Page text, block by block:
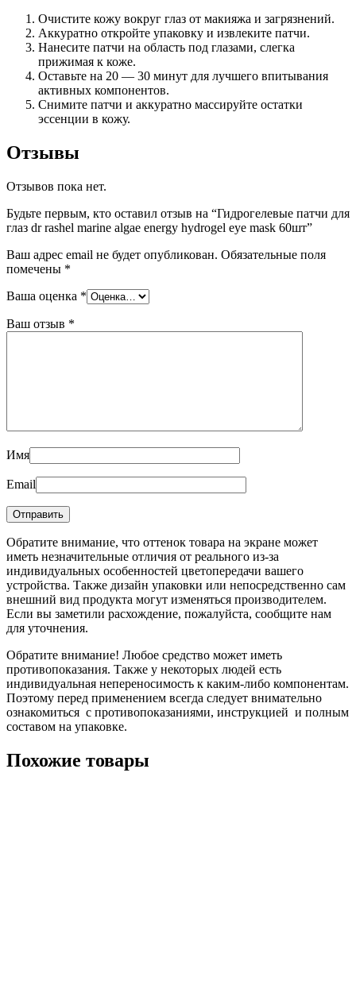
Очистите кожу вокруг глаз от макияжа и загрязнений.
Аккуратно откройте упаковку и извлеките патчи.
Нанесите патчи на область под глазами, слегка
прижимая к коже.
Оставьте на 20 — 30 минут для лучшего впитывания
активных компонентов.
Снимите патчи и аккуратно массируйте остатки
эссенции в кожу.
Отзывы
Отзывов пока нет.
Будьте первым, кто оставил отзыв на “Гидрогелевые патчи для
глаз dr rashel marine algae energy hydrogel eye mask 60шт”
Ваш адрес email не будет опубликован. Обязательные поля
помечены *
Ваша оценка *
Ваш отзыв *
Имя
Email
Обратите внимание, что оттенок товара на экране может
иметь незначительные отличия от реального из-за
индивидуальных особенностей цветопередачи вашего
устройства. Также дизайн упаковки или непосредственно сам
внешний вид продукта могут изменяться производителем.
Если вы заметили расхождение, пожалуйста, сообщите нам
для уточнения.
Обратите внимание! Любое средство может иметь
противопоказания. Также у некоторых людей есть
индивидуальная непереносимость к каким-либо компонентам.
Поэтому перед применением всегда следует внимательно
ознакомиться с противопоказаниями, инструкцией и полным
составом на упаковке.
Похожие товары